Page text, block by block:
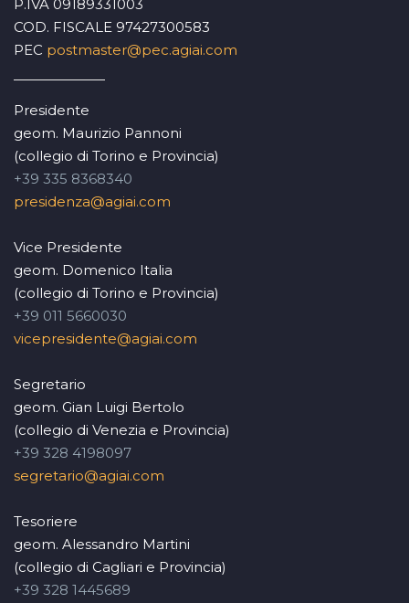
P.IVA 09189331003
COD. FISCALE 97427300583
PEC postmaster@pec.agiai.com
Presidente
geom. Maurizio Pannoni
(collegio di Torino e Provincia)
+39 335 8368340
presidenza@agiai.com
Vice Presidente
geom. Domenico Italia
(collegio di Torino e Provincia)
+39 011 5660030
vicepresidente@agiai.com
Segretario
geom. Gian Luigi Bertolo
(collegio di Venezia e Provincia)
+39 328 4198097
segretario@agiai.com
Tesoriere
geom. Alessandro Martini
(collegio di Cagliari e Provincia)
+39 328 1445689